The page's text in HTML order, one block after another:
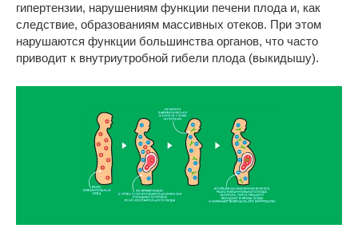
гипертензии, нарушениям функции печени плода и, как
следствие, образованиям массивных отеков. При этом
нарушаются функции большинства органов, что часто
приводит к внутриутробной гибели плода (выкидышу).